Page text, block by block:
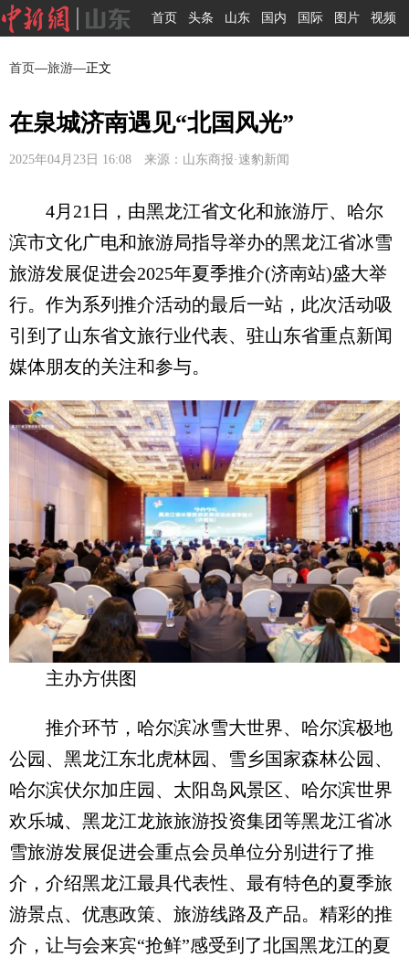
首页 头条 山东 国内 国际 图片 视频
首页—旅游—正文
在泉城济南遇见“北国风光”
2025年04月23日 16:08 来源：山东商报·速豹新闻
4月21日，由黑龙江省文化和旅游厅、哈尔
滨市文化广电和旅游局指导举办的黑龙江省冰雪
旅游发展促进会2025年夏季推介(济南站)盛大举
行。作为系列推介活动的最后一站，此次活动吸
引到了山东省文旅行业代表、驻山东省重点新闻
媒体朋友的关注和参与。
主办方供图
推介环节，哈尔滨冰雪大世界、哈尔滨极地
公园、黑龙江东北虎林园、雪乡国家森林公园、
哈尔滨伏尔加庄园、太阳岛风景区、哈尔滨世界
欢乐城、黑龙江龙旅旅游投资集团等黑龙江省冰
雪旅游发展促进会重点会员单位分别进行了推
介，介绍黑龙江最具代表性、最有特色的夏季旅
游景点、优惠政策、旅游线路及产品。精彩的推
介，让与会来宾“抢鲜”感受到了北国黑龙江的夏